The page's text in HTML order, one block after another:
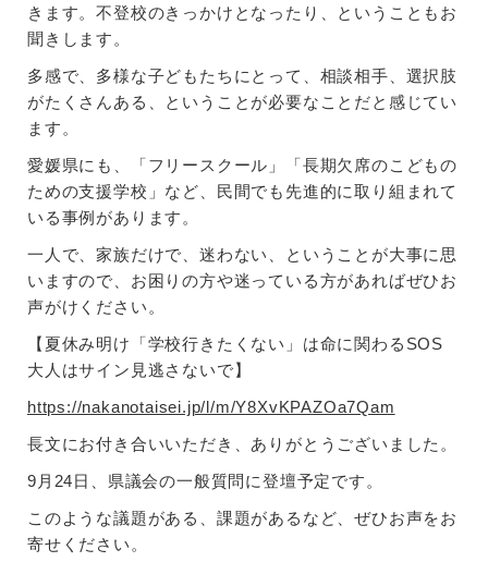
きます。不登校のきっかけとなったり、ということもお
聞きします。
多感で、多様な子どもたちにとって、相談相手、選択肢
がたくさんある、ということが必要なことだと感じてい
ます。
愛媛県にも、「フリースクール」「長期欠席のこどもの
ための支援学校」など、民間でも先進的に取り組まれて
いる事例があります。
一人で、家族だけで、迷わない、ということが大事に思
いますので、お困りの方や迷っている方があればぜひお
声がけください。
【夏休み明け「学校行きたくない」は命に関わるSOS
大人はサイン見逃さないで】
https://nakanotaisei.jp/l/m/Y8XvKPAZOa7Qam
長文にお付き合いいただき、ありがとうございました。
9月24日、県議会の一般質問に登壇予定です。
このような議題がある、課題があるなど、ぜひお声をお
寄せください。